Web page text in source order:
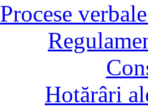
Procese
Hotărâri